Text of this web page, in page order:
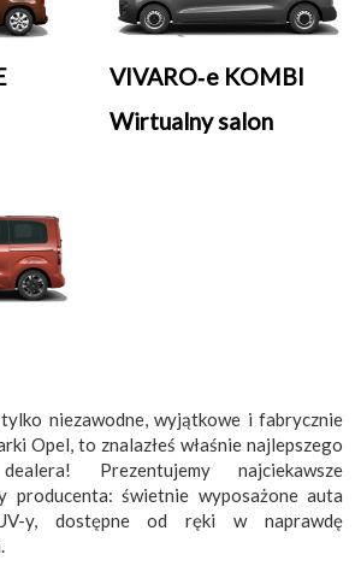
VIVARO‑e KOMBI
Wirtualny salon
niezawodne, wyjątkowe i fabrycznie
Opel, to znalazłeś właśnie najlepszego
Prezentujemy najciekawsze
producenta: świetnie wyposażone auta
y, dostępne od ręki w naprawdę